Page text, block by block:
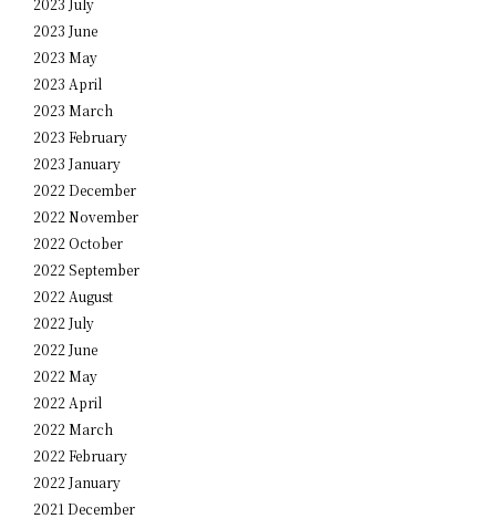
2023 July
2023 June
2023 May
2023 April
2023 March
2023 February
2023 January
2022 December
2022 November
2022 October
2022 September
2022 August
2022 July
2022 June
2022 May
2022 April
2022 March
2022 February
2022 January
2021 December